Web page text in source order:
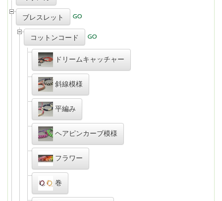
ブレスレット
コットンコード
ドリームキャッチャー
斜線模様
平編み
ヘアピンカーブ模様
フラワー
巻